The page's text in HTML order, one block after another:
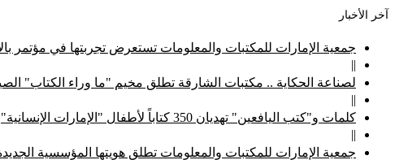
آخر الأخبار
جمعية الإمارات للمكتبات والمعلومات تستعرض تجربتها في مؤتمر
||
لصناعة الحكاية .. مكتبات الشارقة تطلق مخيم "ما وراء الكتاب"
||
كلمات و"كتب اليافعين" تهديان 350 كتاباً لأطفال "الإمارات الإنسانية"
||
جمعية الإمارات للمكتبات والمعلومات تطلق هويتها المؤسسية